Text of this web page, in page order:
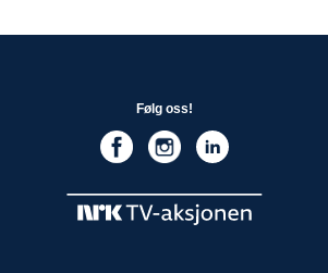
Følg oss!